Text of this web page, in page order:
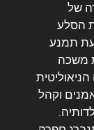
של
הסלע
תמנע
משכה
וקהל